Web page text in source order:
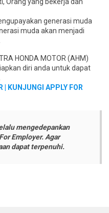
generasi muda
muda akan menjadi
HONDA MOTOR (AHM)
diri anda untuk dapat
| KUNJUNGI APPLY FOR
mengedepankan
Employer. Agar
dapat terpenuhi.